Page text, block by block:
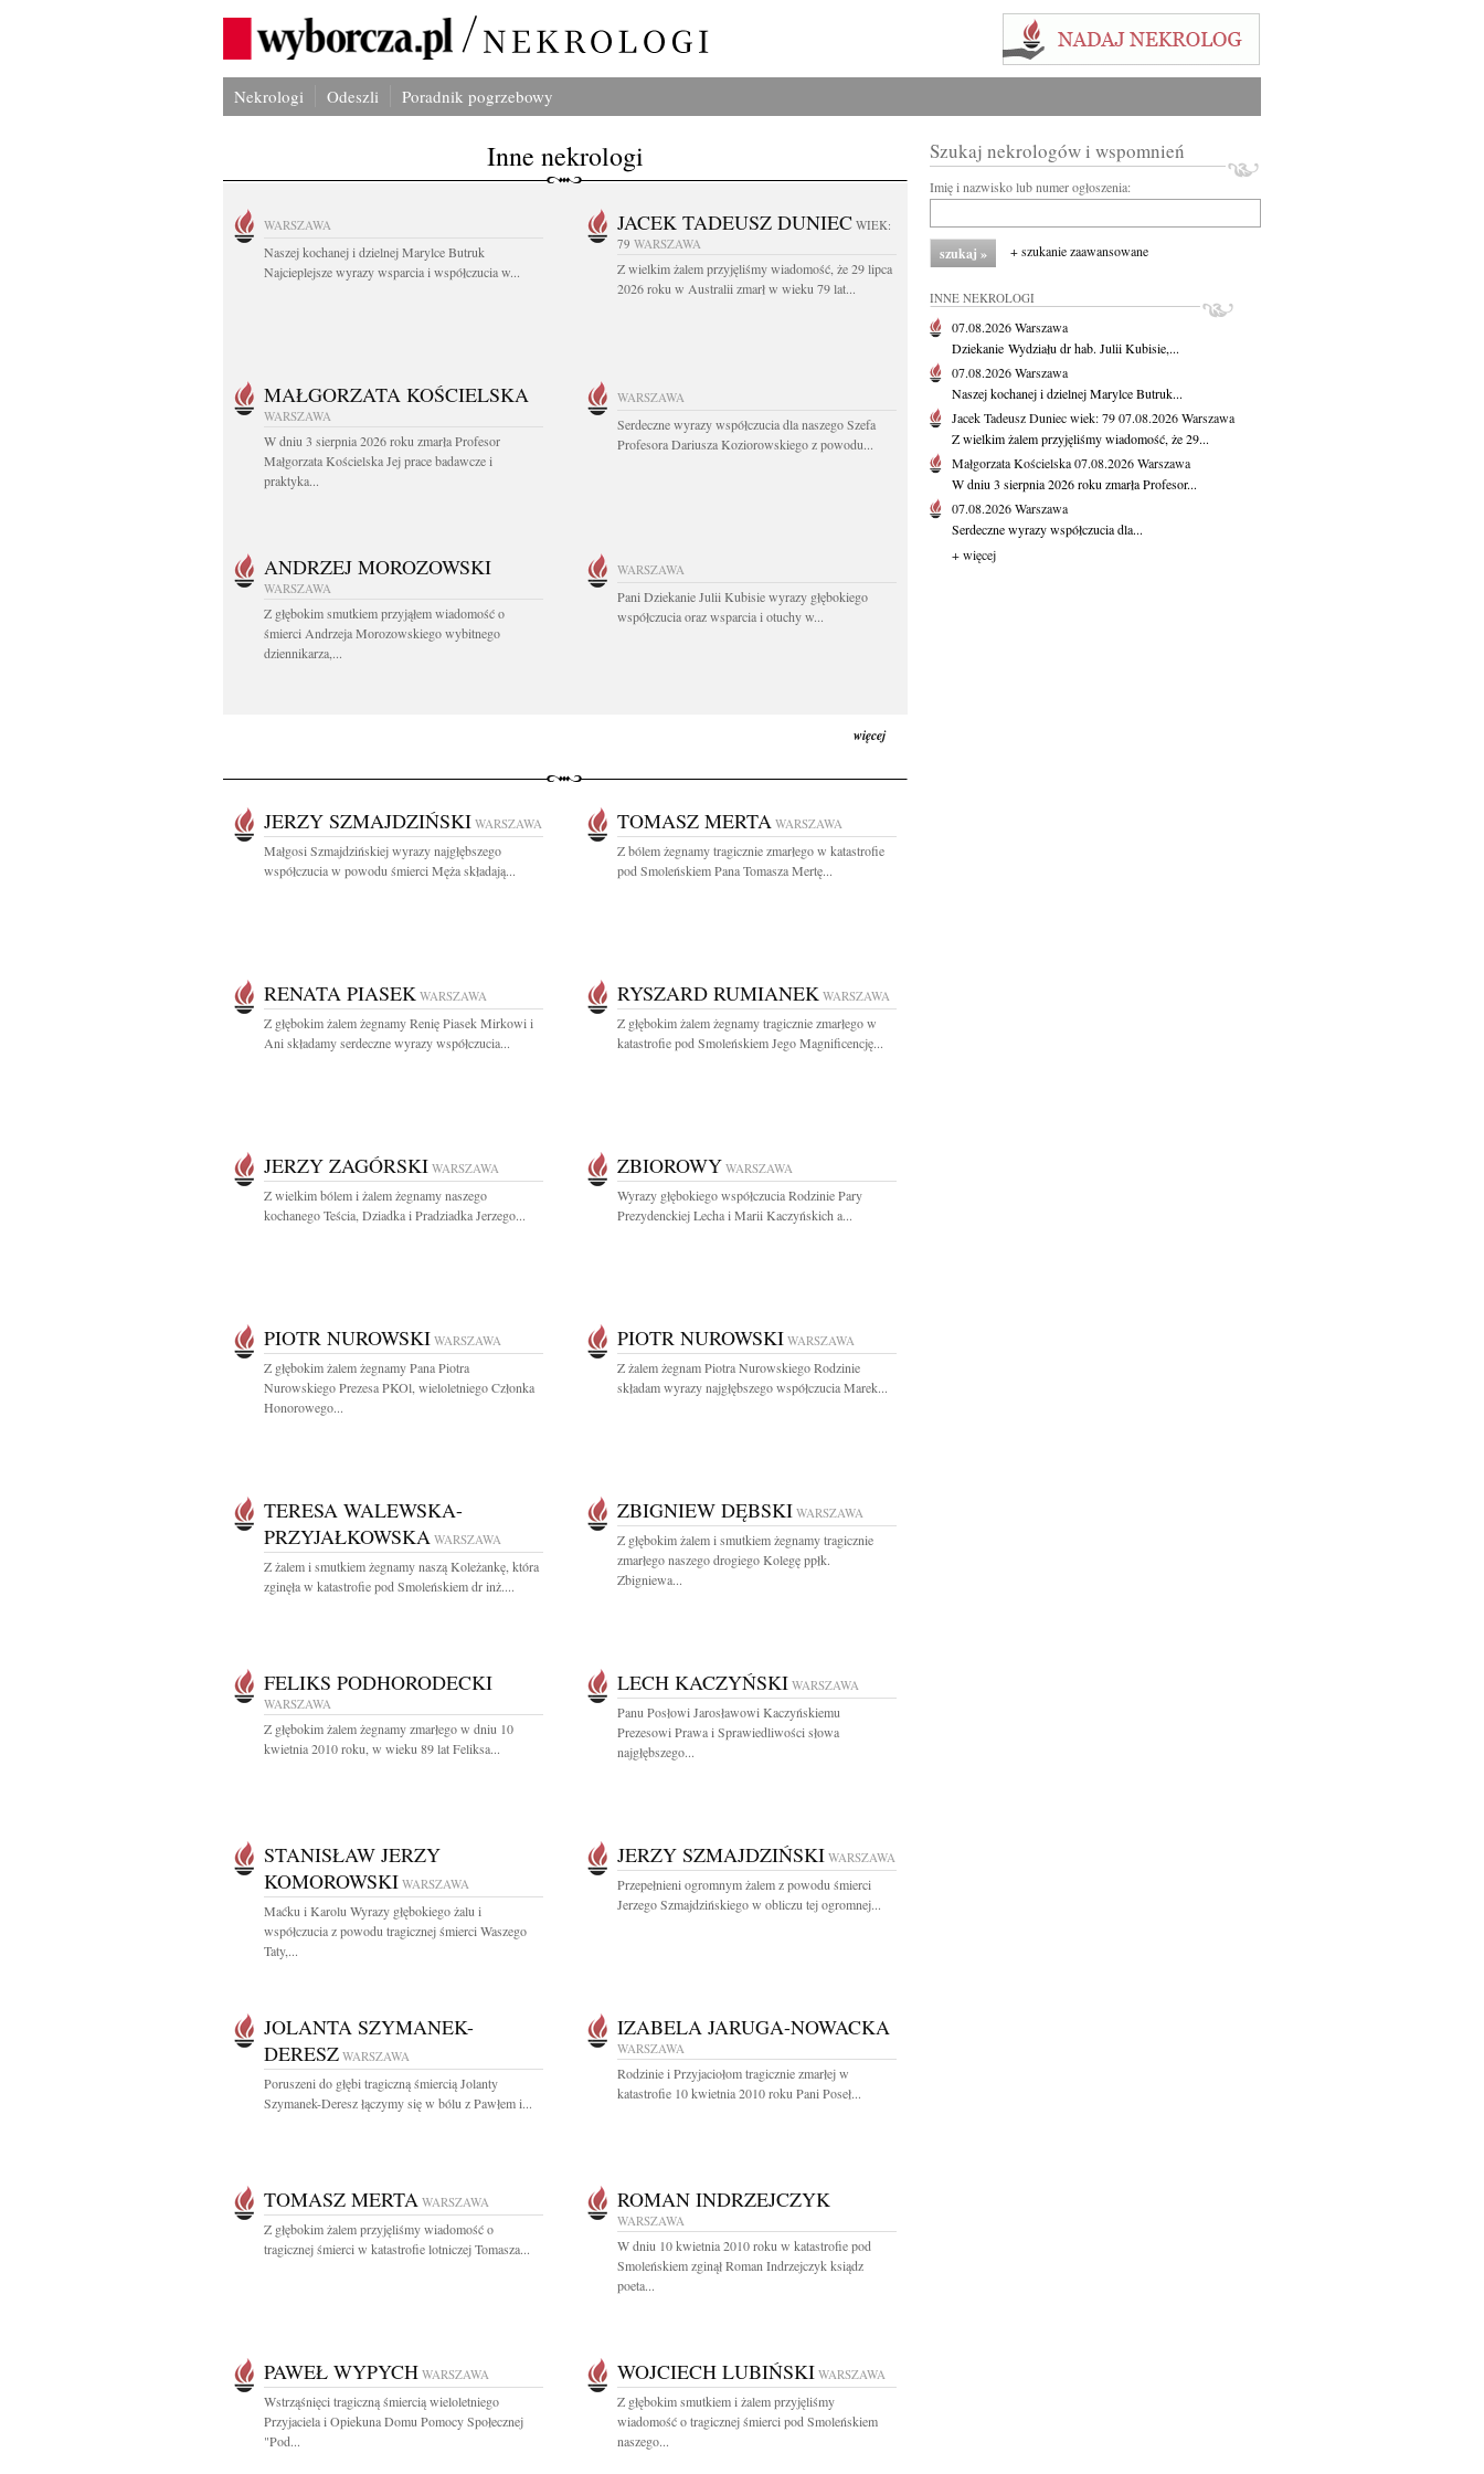
Nekrologi Odeszli Poradnik pogrzebowy
Inne nekrologi
WARSZAWA
Naszej kochanej i dzielnej Marylce Butruk
Najcieplejsze wyrazy wsparcia i współczucia w...
JACEK TADEUSZ DUNIEC WIEK:
79 WARSZAWA
Z wielkim żalem przyjęliśmy wiadomość, że 29 lipca
2026 roku w Australii zmarł w wieku 79 lat...
MAŁGORZATA KOŚCIELSKA
WARSZAWA
W dniu 3 sierpnia 2026 roku zmarła Profesor
Małgorzata Kościelska Jej prace badawcze i
praktyka...
WARSZAWA
Serdeczne wyrazy współczucia dla naszego Szefa
Profesora Dariusza Koziorowskiego z powodu...
ANDRZEJ MOROZOWSKI
WARSZAWA
Z głębokim smutkiem przyjąłem wiadomość o
śmierci Andrzeja Morozowskiego wybitnego
dziennikarza,...
WARSZAWA
Pani Dziekanie Julii Kubisie wyrazy głębokiego
współczucia oraz wsparcia i otuchy w...
więcej
JERZY SZMAJDZIŃSKI WARSZAWA
Małgosi Szmajdzińskiej wyrazy najgłębszego
współczucia w powodu śmierci Męża składają...
TOMASZ MERTA WARSZAWA
Z bólem żegnamy tragicznie zmarłego w katastrofie
pod Smoleńskiem Pana Tomasza Mertę...
RENATA PIASEK WARSZAWA
Z głębokim żalem żegnamy Renię Piasek Mirkowi i
Ani składamy serdeczne wyrazy współczucia...
RYSZARD RUMIANEK WARSZAWA
Z głębokim żalem żegnamy tragicznie zmarłego w
katastrofie pod Smoleńskiem Jego Magnificencję...
JERZY ZAGÓRSKI WARSZAWA
Z wielkim bólem i żalem żegnamy naszego
kochanego Teścia, Dziadka i Pradziadka Jerzego...
ZBIOROWY WARSZAWA
Wyrazy głębokiego współczucia Rodzinie Pary
Prezydenckiej Lecha i Marii Kaczyńskich a...
PIOTR NUROWSKI WARSZAWA
Z głębokim żalem żegnamy Pana Piotra
Nurowskiego Prezesa PKOl, wieloletniego Członka
Honorowego...
PIOTR NUROWSKI WARSZAWA
Z żalem żegnam Piotra Nurowskiego Rodzinie
składam wyrazy najgłębszego współczucia Marek...
TERESA WALEWSKA-
PRZYJAŁKOWSKA WARSZAWA
Z żalem i smutkiem żegnamy naszą Koleżankę, która
zginęła w katastrofie pod Smoleńskiem dr inż....
ZBIGNIEW DĘBSKI WARSZAWA
Z głębokim żalem i smutkiem żegnamy tragicznie
zmarłego naszego drogiego Kolegę ppłk.
Zbigniewa...
FELIKS PODHORODECKI
WARSZAWA
Z głębokim żalem żegnamy zmarłego w dniu 10
kwietnia 2010 roku, w wieku 89 lat Feliksa...
LECH KACZYŃSKI WARSZAWA
Panu Posłowi Jarosławowi Kaczyńskiemu
Prezesowi Prawa i Sprawiedliwości słowa
najgłębszego...
STANISŁAW JERZY
KOMOROWSKI WARSZAWA
Maćku i Karolu Wyrazy głębokiego żalu i
współczucia z powodu tragicznej śmierci Waszego
Taty,...
JERZY SZMAJDZIŃSKI WARSZAWA
Przepełnieni ogromnym żalem z powodu śmierci
Jerzego Szmajdzińskiego w obliczu tej ogromnej...
JOLANTA SZYMANEK-
DERESZ WARSZAWA
Poruszeni do głębi tragiczną śmiercią Jolanty
Szymanek-Deresz łączymy się w bólu z Pawłem i...
IZABELA JARUGA-NOWACKA
WARSZAWA
Rodzinie i Przyjaciołom tragicznie zmarłej w
katastrofie 10 kwietnia 2010 roku Pani Poseł...
TOMASZ MERTA WARSZAWA
Z głębokim żalem przyjęliśmy wiadomość o
tragicznej śmierci w katastrofie lotniczej Tomasza...
ROMAN INDRZEJCZYK
WARSZAWA
W dniu 10 kwietnia 2010 roku w katastrofie pod
Smoleńskiem zginął Roman Indrzejczyk ksiądz
poeta...
PAWEŁ WYPYCH WARSZAWA
Wstrząśnięci tragiczną śmiercią wieloletniego
Przyjaciela i Opiekuna Domu Pomocy Społecznej
"Pod...
WOJCIECH LUBIŃSKI WARSZAWA
Z głębokim smutkiem i żalem przyjęliśmy
wiadomość o tragicznej śmierci pod Smoleńskiem
naszego...
Szukaj nekrologów i wspomnień
Imię i nazwisko lub numer ogłoszenia:
+ szukanie zaawansowane
INNE NEKROLOGI
07.08.2026Warszawa
Dziekanie Wydziału dr hab. Julii Kubisie,...
07.08.2026Warszawa
Naszej kochanej i dzielnej Marylce Butruk...
Jacek Tadeusz Duniecwiek: 7907.08.2026Warszawa
Z wielkim żalem przyjęliśmy wiadomość, że 29...
Małgorzata Kościelska07.08.2026Warszawa
W dniu 3 sierpnia 2026 roku zmarła Profesor...
07.08.2026Warszawa
Serdeczne wyrazy współczucia dla...
+ więcej